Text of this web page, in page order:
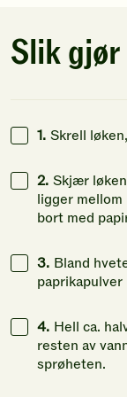
stjerner.
Klikk
din
vurdering.
Slik gjør
1. Skrell
2. Skjær
ligger
bort med
3. Bland
paprikapulver
4. Hell ca.
resten av
sprøheten.